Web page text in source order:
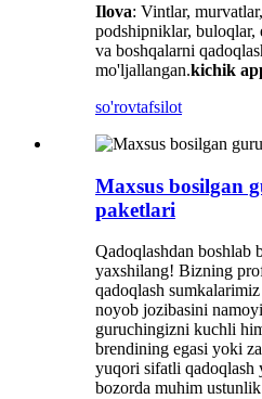
Ilova: Vintlar,
podshipniklar, buloqlar,
va boshqalarni
mo'ljallangan.kichik
so'rovtafsilot
Maxsus bosilgan
paketlari
Qadoqlashdan boshlab
yaxshilang! Bizning
qadoqlash
noyob jozibasini
guruchingizni kuchli
brendining egasi yoki
yuqori sifatli qadoqlash
bozorda muhim